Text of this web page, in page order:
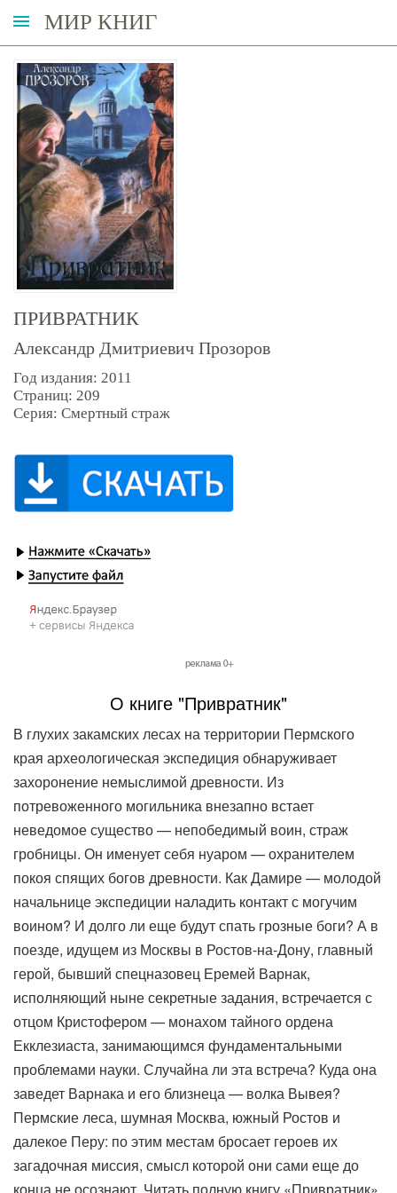
МИР КНИГ
ПРИВРАТНИК
Александр Дмитриевич Прозоров
Год издания: 2011
Страниц: 209
Серия: Смертный страж
О книге "Привратник"
В глухих закамских лесах на территории Пермского
края археологическая экспедиция обнаруживает
захоронение немыслимой древности. Из
потревоженного могильника внезапно встает
неведомое существо — непобедимый воин, страж
гробницы. Он именует себя нуаром — охранителем
покоя спящих богов древности. Как Дамире — молодой
начальнице экспедиции наладить контакт с могучим
воином? И долго ли еще будут спать грозные боги? А в
поезде, идущем из Москвы в Ростов-на-Дону, главный
герой, бывший спецназовец Еремей Варнак,
исполняющий ныне секретные задания, встречается с
отцом Кристофером — монахом тайного ордена
Екклезиаста, занимающимся фундаментальными
проблемами науки. Случайна ли эта встреча? Куда она
заведет Варнака и его близнеца — волка Вывея?
Пермские леса, шумная Москва, южный Ростов и
далекое Перу: по этим местам бросает героев их
загадочная миссия, смысл которой они сами еще до
конца не осознают. Читать полную книгу «Привратник»